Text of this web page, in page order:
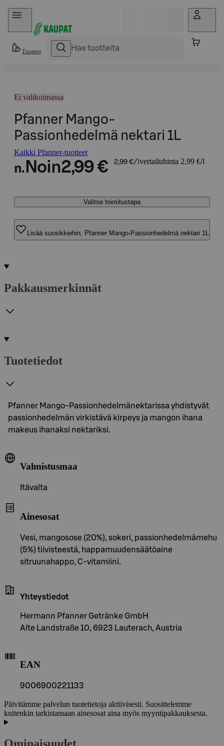
Hyppää sisältöön
Tuotteet
Ei valikoimassa
Pfanner Mango-
Passionhedelmä nektari 1L
Kaikki Pfanner-tuotteet
n. Noin2,99 € 2,99 €/l vertailuhinta 2,99 €/l
Valitse toimitustapa
Lisää suosikkeihin, Pfanner Mango-Passionhedelmä nektari 1L
Pakkausmerkinnät
Tuotetiedot
Pfanner Mango-Passionhedelmänektarissa yhdistyvät
passionhedelmän virkistävä kirpeys ja mangon ihana
makeus ihanaksi nektariksi.
Valmistusmaa
Itävalta
Ainesosat
Vesi, mangosose (20%), sokeri, passionhedelmämehu
(5%) tiivisteestä, happamuudensäätöaine
sitruunahappo, C-vitamiini.
Yhteystiedot
Hermann Pfanner Getränke GmbH
Alte Landstraße 10, 6923 Lauterach, Austria
EAN
9006900221133
Päivitämme palvelun tuotetietoja aktiivisesti. Suosittelemme
kuitenkin tarkistamaan ainesosat aina myös myyntipakkauksesta.